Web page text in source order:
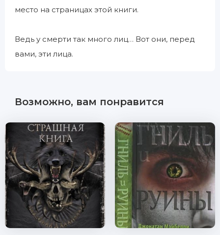
место на страницах этой книги.
Ведь у смерти так много лиц… Вот они, перед
вами, эти лица.
Возможно, вам понравится